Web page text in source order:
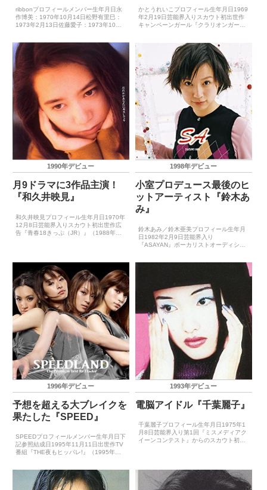
ribbonプロフィールメンバー生年月日永
作博美：1970年10月14日松野有里巳：
1973年2月13日佐藤愛子：1973年10月
ビュー1989年12月6日（...
かとうれいこプロフィール生年月日1969
年2月19日芸能界入りスカウト初出世作
キャンペーンガール『クラリオンガー
ールデン・アロー賞受賞歴－主...
1990年デビュー
月9ドラマに3作品主演！
『和久井映見』
和久井映見プロフィール生年月日1970年
12月8日芸能界入りスカウト初出世作広
告『青春18きっぷ（JR）』（1988年
受賞歴（...
1998年デビュー
小室プロデュース最後のヒ
ットアーティスト『鈴木あ
み』
鈴木あみ／鈴木亜美プロフィール生年月
日1982年2月9日芸能界入り
『ASAYAN』ボーカリストオーディショ
1996年デビュー
予想を超える大ブレイクを
果たした『SPEED』
SPEEDプロフィールメンバー生年月日下
記参照結成日1995年11月11日出世作TV
番組『THE夜もヒッパレ!』（1995年）
賞）－主要音楽祭受賞歴（大賞）...
1993年デビュー
電脳アイドル『千葉麗子』
千葉麗子プロフィール生年月日1975年1
月8日芸能界入り第1回『ミスメディアク
イーンコンテスト』からのスカウト初出
人娘』と...